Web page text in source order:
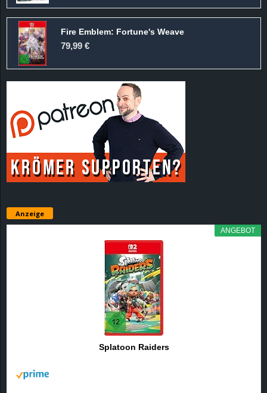
Fire Emblem: Fortune's Weave
79,99 €
Anzeige
ANGEBOT
Splatoon Raiders